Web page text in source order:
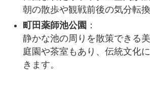
朝の散歩や観戦前後の気分転換
町田薬師池公園 ：
静かな池の周りを散策できる
庭園や茶室もあり、伝統文化
きます。